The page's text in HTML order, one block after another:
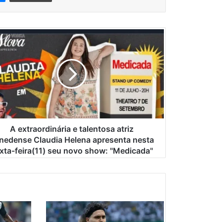
A extraordinária e talentosa atriz
Claudia Helena apresenta nesta
feira(11) seu novo show: "Medicada"